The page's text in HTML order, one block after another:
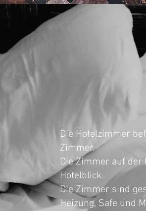
Die Hotelzimmer
Zimmer.
Die Zimmer auf
Hotelblick.
Die Zimmer sind
Heizung, Safe und